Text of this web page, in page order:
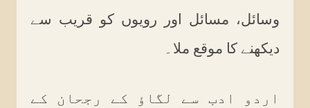
وسائل، مسائل اور رویوں کو قریب سے
دیکھنے کا موقع ملا۔
اردو ادب سے لگاؤ کے رجحان کے